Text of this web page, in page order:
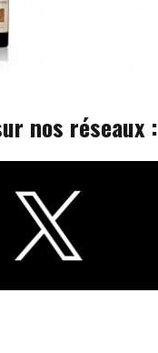
nos réseaux :